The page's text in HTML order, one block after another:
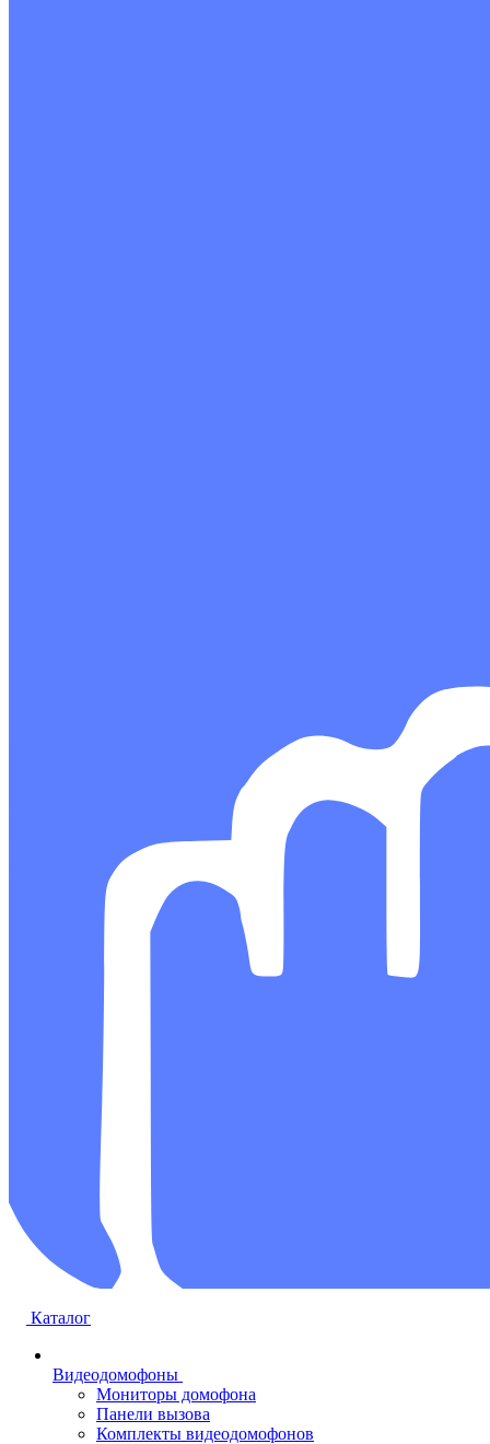
Каталог
Видеодомофоны
Мониторы домофона
Панели вызова
Комплекты видеодомофонов